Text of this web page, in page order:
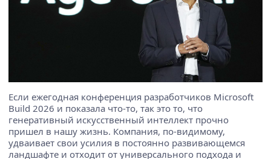
Если ежегодная конференция разработчиков Microsoft
Build 2026 и показала что-то, так это то, что
генеративный искусственный интеллект прочно
пришел в нашу жизнь. Компания, по-видимому,
удваивает свои усилия в постоянно развивающемся
ландшафте и отходит от универсального подхода и